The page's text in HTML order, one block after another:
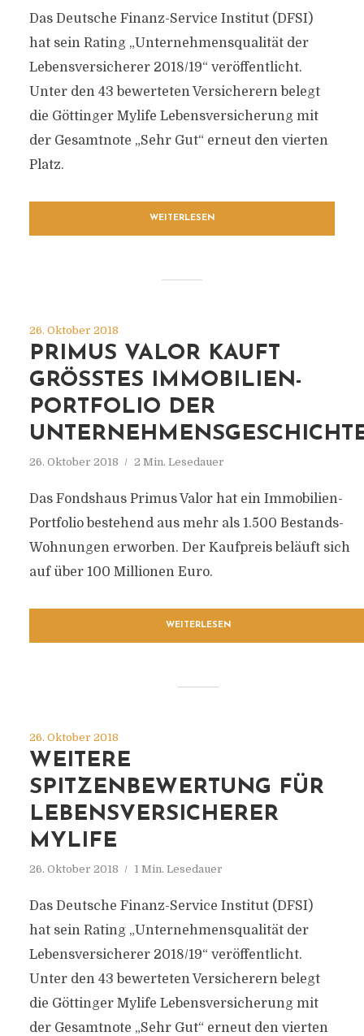
Das Deutsche Finanz-Service Institut (DFSI)
hat sein Rating „Unternehmensqualität der
Lebensversicherer 2018/19“ veröffentlicht.
Unter den 43 bewerteten Versicherern belegt
die Göttinger Mylife Lebensversicherung mit
der Gesamtnote „Sehr Gut“ erneut den vierten
Platz.
WEITERLESEN
26. Oktober 2018
PRIMUS VALOR KAUFT
GRÖSSTES IMMOBILIEN-P
ORTFOLIO DER U
NTERNEHMENSGESCHICHTE
26. Oktober 2018 2 Min. Lesedauer
Das Fondshaus Primus Valor hat ein Immobilien-
Portfolio bestehend aus mehr als 1.500 Bestands-
Wohnungen erworben. Der Kaufpreis beläuft sich
auf über 100 Millionen Euro.
WEITERLESEN
26. Oktober 2018
WEITERE
SPITZENBEWERTUNG FÜR
LEBENSVERSICHERER
MYLIFE
26. Oktober 2018 1 Min. Lesedauer
Das Deutsche Finanz-Service Institut (DFSI)
hat sein Rating „Unternehmensqualität der
Lebensversicherer 2018/19“ veröffentlicht.
Unter den 43 bewerteten Versicherern belegt
die Göttinger Mylife Lebensversicherung mit
der Gesamtnote „Sehr Gut“ erneut den vierten